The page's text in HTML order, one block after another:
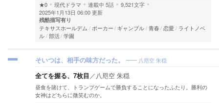
★0
現代ドラマ 連載中 5話
9,521文字
2025年1月13日 06:00 更新
残酷描写有り
テキサスホールデム ポーカー ギャンブル 青春 恋愛
ライトノベ
ル 部活 学園
そいつは、相手の味方だった。 八咫空 朱穏
全てを握る、7枚目 ／八咫空 朱穏
昼食を賭けて、トランプゲームで勝負することになったふたり。勝利の
女神はどちらに微笑むのか。